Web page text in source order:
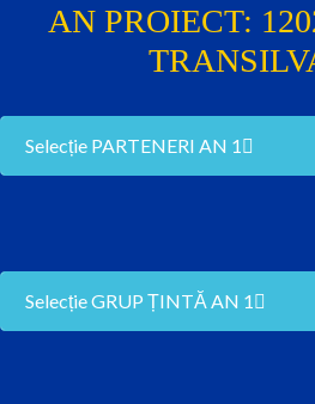
AN PROIECT: 1
Selecție PARTENERI AN 1
Selecție GRUP ȚINTĂ AN 1